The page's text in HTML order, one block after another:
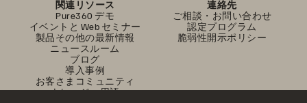
関連リソース
Pure360 デモ
イベントと Web セミナー
製品その他の最新情報
ニュースルーム
ブログ
導入事例
お客さまコミュニティ
ナレッジ・用語
連絡先
ご相談・お問い合わせ
認定プログラム
脆弱性開示ポリシー